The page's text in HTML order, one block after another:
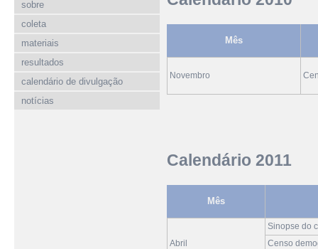
sobre
coleta
materiais
resultados
calendário de divulgação
notícias
Mês
Novembro
Calendário 2011
Mês
Abril
Sinopse do
Censo